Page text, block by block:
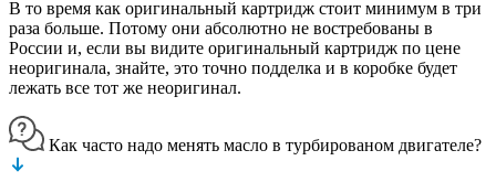
В то время как оригинальный картридж стоит минимум в три
раза больше. Потому они абсолютно не востребованы в
России и, если вы видите оригинальный картридж по цене
неоригинала, знайте, это точно подделка и в коробке будет
лежать все тот же неоригинал.
Как часто надо менять масло в турбированом двигателе?